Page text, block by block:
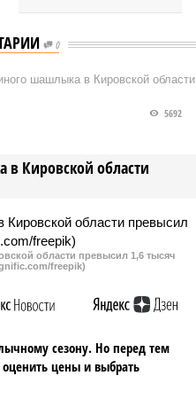
0
шашлыка в Кировской области
Кировской области
5692
области превысил 1,6 тысяч
freepik)
сезону. Но перед тем
цены и выбрать